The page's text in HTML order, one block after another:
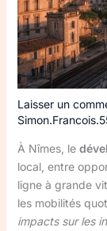
Laisser un
À Nîmes, le
local, entre
ligne à grande
les mobilités
impacts sur les